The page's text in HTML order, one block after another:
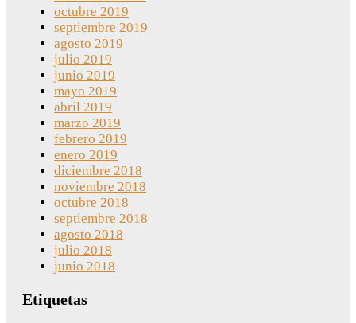
octubre 2019
septiembre 2019
agosto 2019
julio 2019
junio 2019
mayo 2019
abril 2019
marzo 2019
febrero 2019
enero 2019
diciembre 2018
noviembre 2018
octubre 2018
septiembre 2018
agosto 2018
julio 2018
junio 2018
Etiquetas